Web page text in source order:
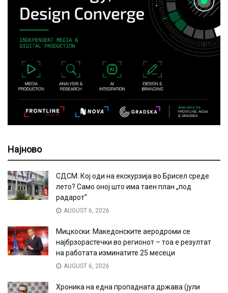
Најново
СДСМ: Кој оди на екскурзија во Брисел среде
лето? Само оној што има таен план „под
радарот“
AUGUST 6, 2026
Мицкоски: Македонските аеродроми се
најбрзорастечки во регионот – тоа е резултат
на работата изминатите 25 месеци
AUGUST 6, 2026
Хроника на една пропадната држава (јули